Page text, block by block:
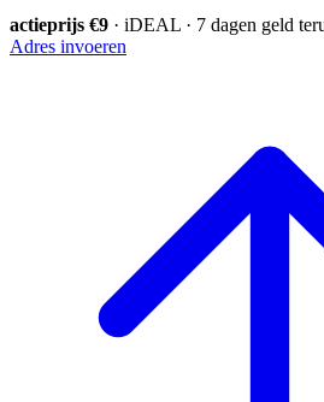
actieprijs €9 · iDEAL · 7 dagen geld
Adres invoeren